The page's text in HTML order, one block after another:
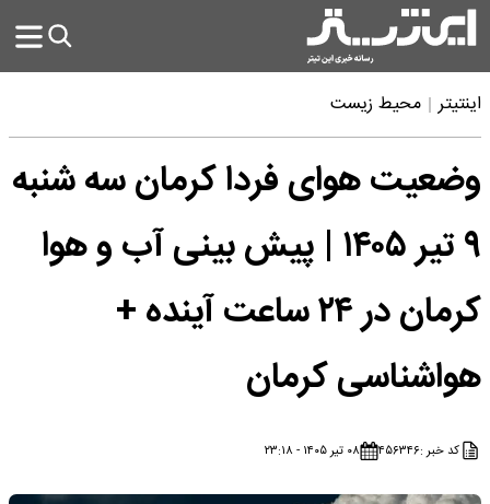
اینتیتر محیط زیست
وضعیت هوای فردا کرمان سه شنبه
۹ تیر ۱۴۰۵ | پیش بینی آب و هوا
کرمان در ۲۴ ساعت آینده +
هواشناسی کرمان
کد خبر :۴۵۶۳۴۶ ۰۸ تیر ۱۴۰۵ - ۲۳:۱۸